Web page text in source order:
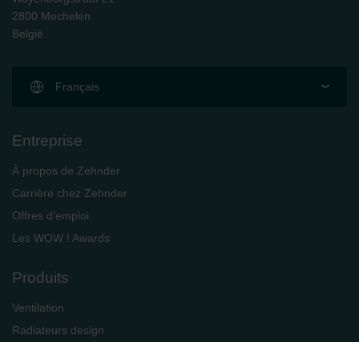
2800 Mechelen
België
Français
Entreprise
À propos de Zehnder
Carrière chez Zehnder
Offres d'emploi
Les WOW ! Awards
Produits
Ventilation
Radiateurs design